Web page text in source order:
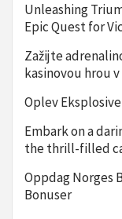
Unleashing
Epic Quest for
Zažijte
kasinovou hrou v
Oplev
Embark on a
the thrill-filled
Oppdag Norges
Bonuser